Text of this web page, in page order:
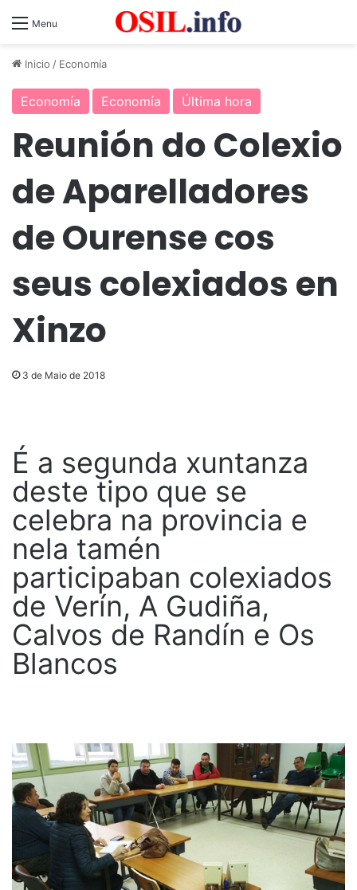
Menu
Inicio / Economía
Economía Economía Última hora
Reunión do Colexio
de Aparelladores
de Ourense cos
seus colexiados en
Xinzo
3 de Maio de 2018
É a segunda xuntanza
deste tipo que se
celebra na provincia e
nela tamén
participaban colexiados
de Verín, A Gudiña,
Calvos de Randín e Os
Blancos